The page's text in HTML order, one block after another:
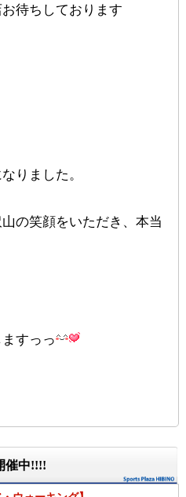
待ちしております
りました。
の笑顔をいただき、本当
すっっ
催中!!!!